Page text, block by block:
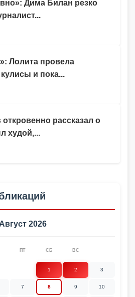
рассказал о
худой,...
Дима Билан резко
Лолита провела
и пока...
Август 2026
ПТ СБ ВС
1 2 3
7 8 9 10